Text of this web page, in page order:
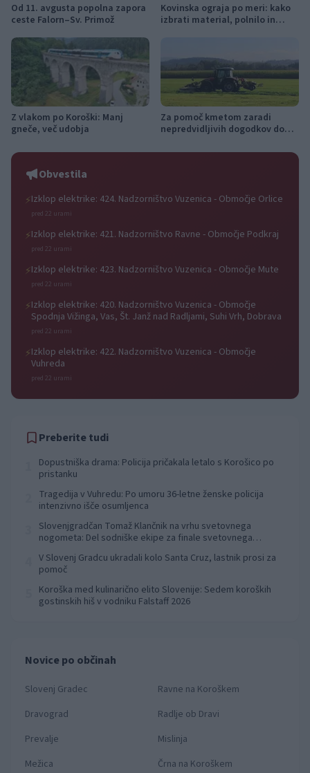
Od 11. avgusta popolna zapora
ceste Falorn–Sv. Primož
Kovinska ograja po meri: kako
izbrati material, polnilo in
Z vlakom po Koroški: Manj
gneče, več udobja
Za pomoč kmetom zaradi
nepredvidljivih dogodkov do
Obvestila
⚡Izklop elektrike: 424. Nadzorništvo Vuzenica - Območje Orlice
pred 22 urami
⚡Izklop elektrike: 421. Nadzorništvo Ravne - Območje Podkraj
pred 22 urami
⚡Izklop elektrike: 423. Nadzorništvo Vuzenica - Območje Mute
pred 22 urami
⚡Izklop elektrike: 420. Nadzorništvo Vuzenica - Območje
Spodnja Vižinga, Vas, Št. Janž nad Radljami, Suhi Vrh, Dobrava
pred 22 urami
⚡Izklop elektrike: 422. Nadzorništvo Vuzenica - Območje
Vuhreda
pred 22 urami
Preberite tudi
Dopustniška drama: Policija pričakala letalo s Korošico po
pristanku
Tragedija v Vuhredu: Po umoru 36-letne ženske policija
intenzivno išče osumljenca
Slovenjgradčan Tomaž Klančnik na vrhu svetovnega
nogometa: Del sodniške ekipe za finale svetovnega
V Slovenj Gradcu ukradali kolo Santa Cruz, lastnik prosi za
pomoč
Koroška med kulinarično elito Slovenije: Sedem koroških
gostinskih hiš v vodniku Falstaff 2026
Novice po občinah
Slovenj Gradec
Ravne na Koroškem
Dravograd
Radlje ob Dravi
Prevalje
Mislinja
Mežica
Črna na Koroškem